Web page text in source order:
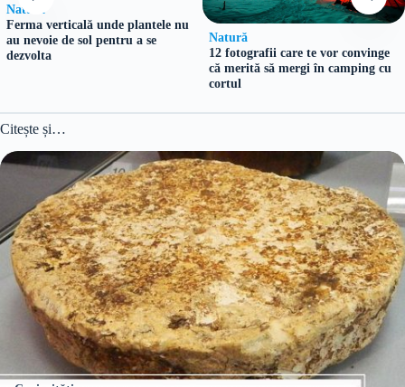
Natură
Ferma verticală unde plantele nu
au nevoie de sol pentru a se
dezvolta
Natură
12 fotografii care te vor convinge
că merită să mergi în camping cu
cortul
Citește și…